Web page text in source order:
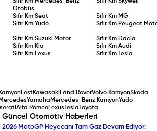
Otobüs
Sıfır Km Seat Sıfır Km MG
Sıfır Km Yudo Sıfır Km Peugeot
Sıfır Km Suzuki Motor Sıfır Km Dacia
Sıfır Km Kia Sıfır Km Audi
Sıfır Km Lexus Sıfır Km
Tesla
FestKawasaki Land RoverVolvo KamyonSkoda
MercedesYamaha Mercedes-Benz KamyonYudo
Alfa RomeoLexus Tesla Toyota
Güncel Otomotiv Haberleri
2026 MotoGP Heyecanı Tam Gaz Devam Ediyor: